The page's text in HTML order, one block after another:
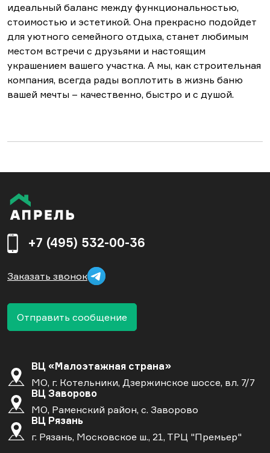
идеальный баланс между функциональностью,
стоимостью и эстетикой. Она прекрасно подойдет
для уютного семейного отдыха, станет любимым
местом встречи с друзьями и настоящим
украшением вашего участка. А мы, как строительная
компания, всегда рады воплотить в жизнь баню
вашей мечты – качественно, быстро и с душой.
+7 (495) 532-00-36
Заказать звонок
Отправить сообщение
ВЦ «Малоэтажная страна»
МО, г. Котельники, Дзержинское шоссе, вл. 7/7
ВЦ Заворово
МО, Раменский район, с. Заворово
ВЦ Рязань
г. Рязань, Московское ш., 21, ТРЦ "Премьер"